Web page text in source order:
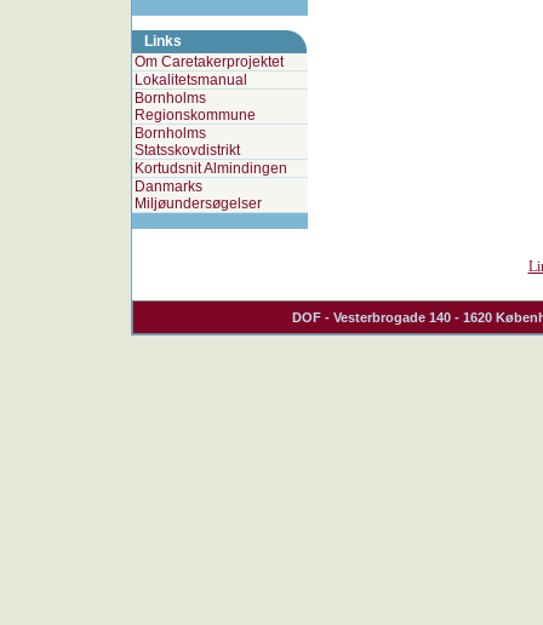
Links
Om Caretakerprojektet
Lokalitetsmanual
Bornholms
Regionskommune
Bornholms
Statsskovdistrikt
Kortudsnit Almindingen
Danmarks
Miljøundersøgelser
DOF - Vesterbrogade 140 - 1620